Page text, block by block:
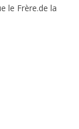
le Frère.de la